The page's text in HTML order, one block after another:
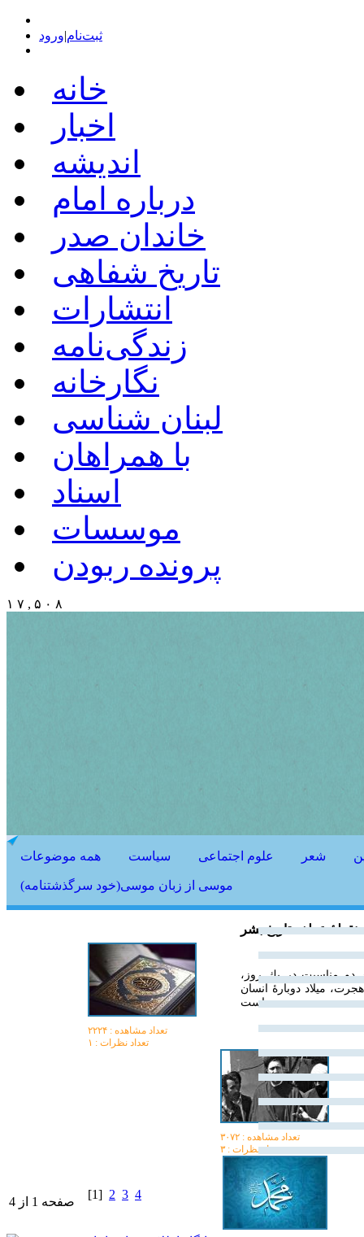
ثبت‌نام|ورود
خانه
اخبار
اندیشه
درباره امام
خاندان صدر
تاریخ شفاهی
انتشارات
زندگی‌نامه
نگارخانه
لبنان شناسی
با همراهان
اسناد
موسسات
پرونده ربودن
۱ ۷ , ۵ ۰ ۸
همه موضوعات سیاست علوم اجتماعی شعر
موسی از زبان موسی(خود سرگذشتنامه)
نقطۀ عطف تاریخ بشر
دو مناسبت در یك روز،
میلاد دوبارۀ انسان
است.
تعداد مشاهده :‌ ۲۲۲۴
تعداد نظرات : ۱
تعداد مشاهده :‌ ۳۰۷۲
تعداد نظرات : ۳
صفحه 1 از 4
[1] 2 3 4